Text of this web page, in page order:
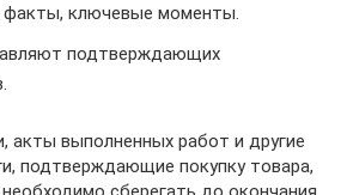
факты, ключевые моменты.
подтверждающих
акты выполненных работ и другие
подтверждающие покупку товара,